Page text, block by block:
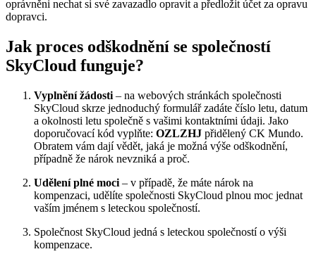
oprávněni nechat si své zavazadlo opravit a předložit účet za opravu
dopravci.
Jak proces odškodnění se společností
SkyCloud funguje?
Vyplnění žádosti – na webových stránkách společnosti
SkyCloud skrze jednoduchý formulář zadáte číslo letu, datum
a okolnosti letu společně s vašimi kontaktními údaji. Jako
doporučovací kód vyplňte: OZLZHJ přidělený CK Mundo.
Obratem vám dají vědět, jaká je možná výše odškodnění,
případně že nárok nevzniká a proč.
Udělení plné moci – v případě, že máte nárok na
kompenzaci, udělíte společnosti SkyCloud plnou moc jednat
vaším jménem s leteckou společností.
Společnost SkyCloud jedná s leteckou společností o výši
kompenzace.